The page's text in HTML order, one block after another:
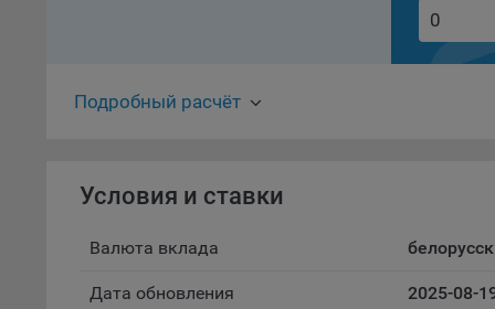
На
Подробный расчёт
Условия и ставки
Валюта вклада
Дата обновления 2025-08-